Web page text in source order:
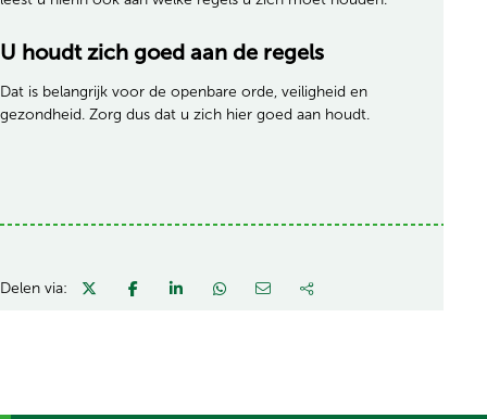
U houdt zich goed aan de regels
Dat is belangrijk voor de openbare orde, veiligheid en
gezondheid. Zorg dus dat u zich hier goed aan houdt.
Delen via: